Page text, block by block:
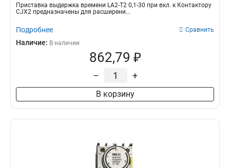
Приставка выдержка времени LA2-T2 0,1-30 при вкл. к Контактору
CJX2 предназначены для расширени...
Подробнее Сравнить
Наличие: В наличии
862,79 ₽
– +
В корзину